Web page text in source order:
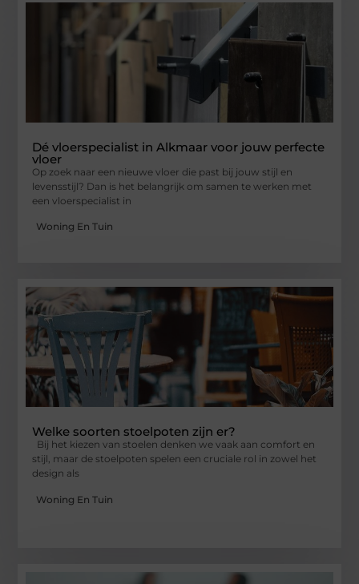
Dé vloerspecialist in Alkmaar voor jouw perfecte
vloer
Op zoek naar een nieuwe vloer die past bij jouw stijl en
levensstijl? Dan is het belangrijk om samen te werken met
een vloerspecialist in
Woning En Tuin
Welke soorten stoelpoten zijn er?
Bij het kiezen van stoelen denken we vaak aan comfort en
stijl, maar de stoelpoten spelen een cruciale rol in zowel het
design als
Woning En Tuin